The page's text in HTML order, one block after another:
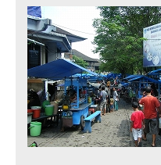
孤児＆お正月体験
1日ボランティア
目的別に探す
プログラム情報